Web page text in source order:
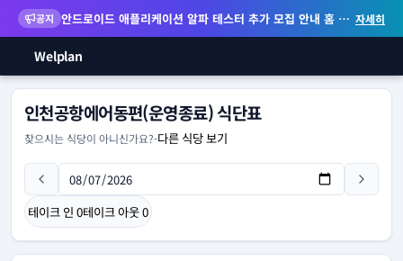
공지 안드로이드 애플리케이션 알파 테스터 추가 모집 안내 홈 화면 위젯 등 지원 자세히
Welplan
인천공항에어동편(운영종료) 식단표
찾으시는 식당이 아니신가요?-다른 식당 보기
테이크 인 0테이크 아웃0